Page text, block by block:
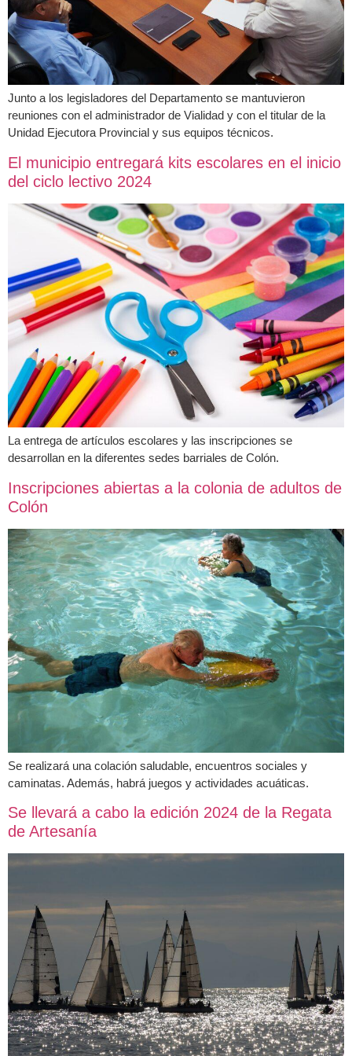
Junto a los legisladores del Departamento se mantuvieron
reuniones con el administrador de Vialidad y con el titular de la
Unidad Ejecutora Provincial y sus equipos técnicos.
El municipio entregará kits escolares en el inicio
del ciclo lectivo 2024
La entrega de artículos escolares y las inscripciones se
desarrollan en la diferentes sedes barriales de Colón.
Inscripciones abiertas a la colonia de adultos de
Colón
Se realizará una colación saludable, encuentros sociales y
caminatas. Además, habrá juegos y actividades acuáticas.
Se llevará a cabo la edición 2024 de la Regata
de Artesanía